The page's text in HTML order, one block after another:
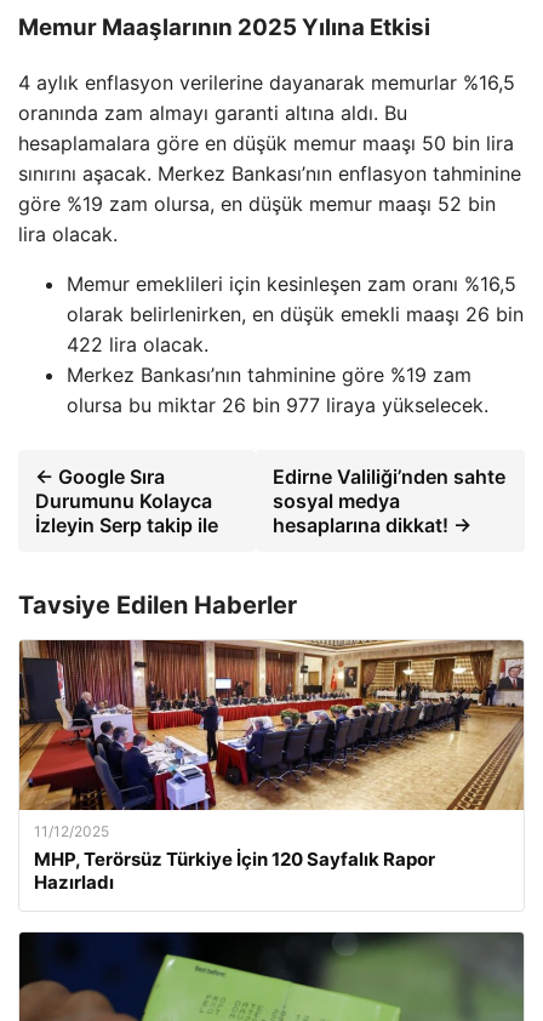
Memur Maaşlarının 2025 Yılına Etkisi
4 aylık enflasyon verilerine dayanarak memurlar %16,5
oranında zam almayı garanti altına aldı. Bu
hesaplamalara göre en düşük memur maaşı 50 bin lira
sınırını aşacak. Merkez Bankası’nın enflasyon tahminine
göre %19 zam olursa, en düşük memur maaşı 52 bin
lira olacak.
Memur emeklileri için kesinleşen zam oranı %16,5
olarak belirlenirken, en düşük emekli maaşı 26 bin
422 lira olacak.
Merkez Bankası’nın tahminine göre %19 zam
olursa bu miktar 26 bin 977 liraya yükselecek.
← Google Sıra
Durumunu Kolayca
İzleyin Serp takip ile
Edirne Valiliği’nden sahte
sosyal medya
hesaplarına dikkat! →
Tavsiye Edilen Haberler
11/12/2025
MHP, Terörsüz Türkiye İçin 120 Sayfalık Rapor
Hazırladı